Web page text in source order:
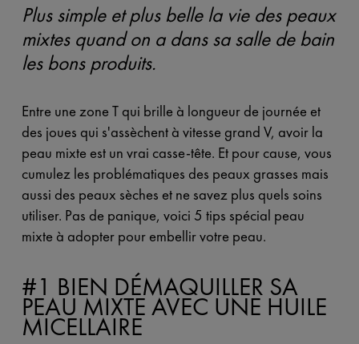
Plus simple et plus belle la vie des peaux
mixtes quand on a dans sa salle de bain
les bons produits.
Entre une zone T qui brille à longueur de journée et
des joues qui s'assèchent à vitesse grand V, avoir la
peau mixte est un vrai casse-tête. Et pour cause, vous
cumulez les problématiques des peaux grasses mais
aussi des peaux sèches et ne savez plus quels soins
utiliser. Pas de panique, voici 5 tips spécial peau
mixte à adopter pour embellir votre peau.
#1 BIEN DÉMAQUILLER SA
PEAU MIXTE AVEC UNE HUILE
MICELLAIRE